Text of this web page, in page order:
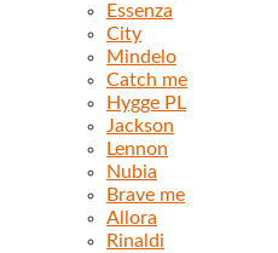
Essenza
City
Mindelo
Catch me
Hygge PL
Jackson
Lennon
Nubia
Brave me
Allora
Rinaldi